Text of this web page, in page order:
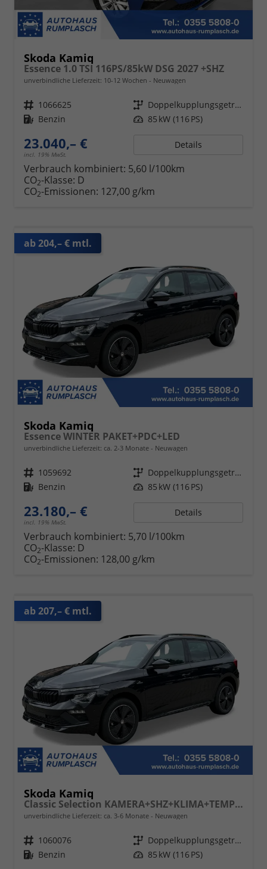
Skoda Kamiq
Essence 1.0 TSI 116PS/85kW DSG 2027 +SHZ
unverbindliche Lieferzeit: 10-12 Wochen Neuwagen
Fahrzeugnr. 1066625 Getriebe
Doppelkupplungsgetriebe (DSG)
Kraftstoff Benzin Leistung 85 kW (116 PS)
23.040,– €
incl. 19% MwSt.
Details
Verbrauch kombiniert: 5,60 l/100km
CO2-Klasse: D
CO2-Emissionen: 127,00 g/km
ab 204,– € mtl.
Skoda Kamiq
Essence WINTER PAKET+PDC+LED
unverbindliche Lieferzeit: ca. 2-3 Monate Neuwagen
Fahrzeugnr. 1059692 Getriebe
Doppelkupplungsgetriebe (DSG)
Kraftstoff Benzin Leistung 85 kW (116 PS)
23.180,– €
incl. 19% MwSt.
Details
Verbrauch kombiniert: 5,70 l/100km
CO2-Klasse: D
CO2-Emissionen: 128,00 g/km
ab 207,– € mtl.
Skoda Kamiq
Classic Selection KAMERA+SHZ+KLIMA+TEMPOMAT+LED+16" LM
unverbindliche Lieferzeit: ca. 3-6 Monate Neuwagen
Fahrzeugnr. 1060076 Getriebe
Doppelkupplungsgetriebe (DSG)
Kraftstoff Benzin Leistung 85 kW (116 PS)